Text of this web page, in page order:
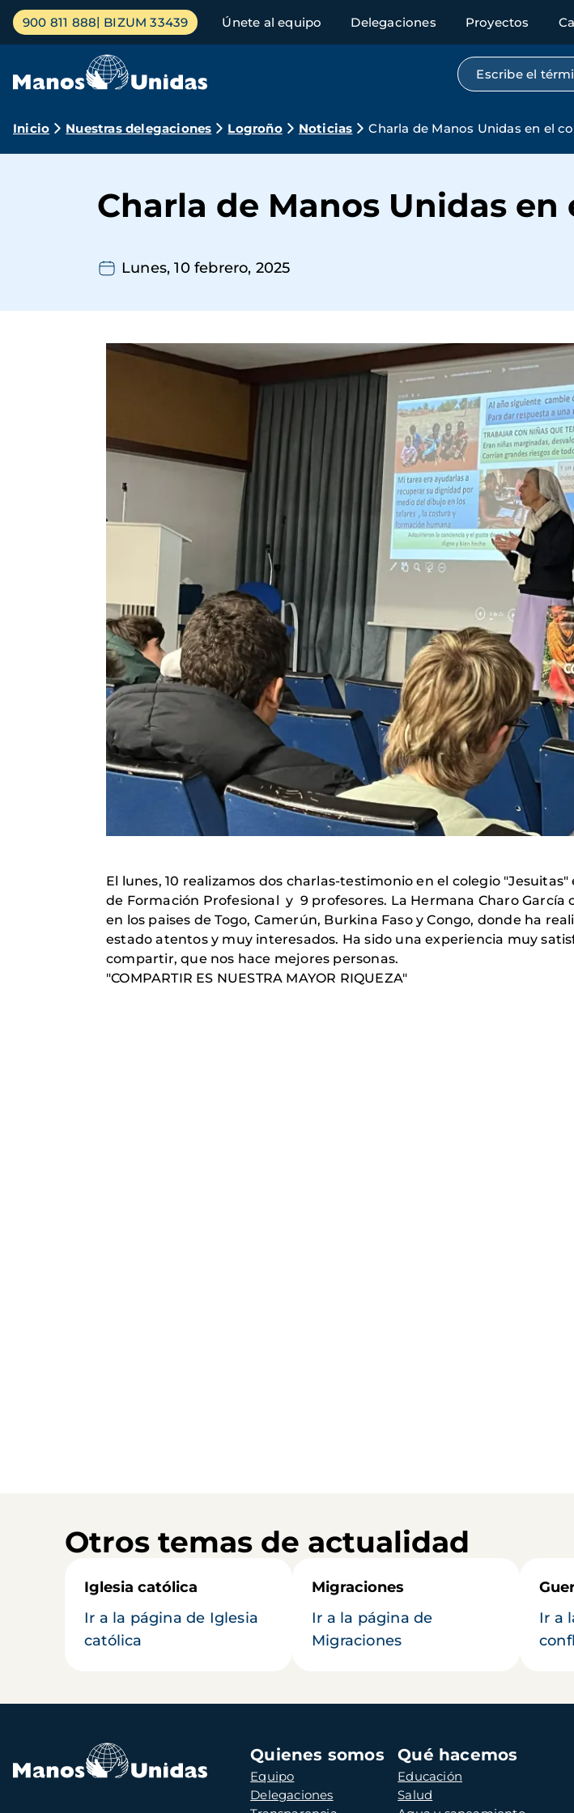
Pasar
contenido
Menú
principal
900 811 888 BIZUM 33439 Únete al equipo Delegaciones Proyectos
Búsqueda
Ruta
navegación
Inicio Nuestras delegaciones Logroño Noticias Charla de Manos Unidas en el
Charla de Manos Unidas
Lunes, 10 febrero, 2025
El lunes, 10 realizamos dos charlas-testimonio en el colegio
de Formación Profesional y 9 profesores. La Hermana Charo
en los paises de Togo, Camerún, Burkina Faso y Congo, donde ha
estado atentos y muy interesados. Ha sido una experiencia muy
compartir, que nos hace mejores personas.
"COMPARTIR ES NUESTRA MAYOR RIQUEZA"
Otros temas de actualidad
Iglesia católica
Ir a la página de Iglesia
católica
Migraciones
Ir a la página de
Migraciones
Ir a
Navegación
principal
Quienes somos
Equipo
Delegaciones
Qué hacemos
Educación
Salud